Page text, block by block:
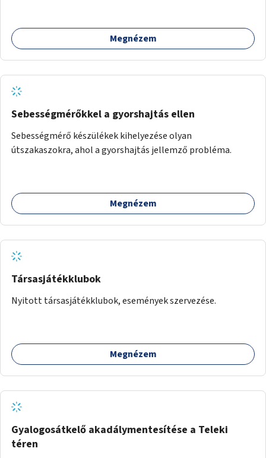
Megnézem
Sebességmérőkkel a gyorshajtás ellen
Sebességmérő készülékek kihelyezése olyan
útszakaszokra, ahol a gyorshajtás jellemző probléma.
Megnézem
Társasjátékklubok
Nyitott társasjátékklubok, események szervezése.
Megnézem
Gyalogosátkelő akadálymentesítése a Teleki
téren